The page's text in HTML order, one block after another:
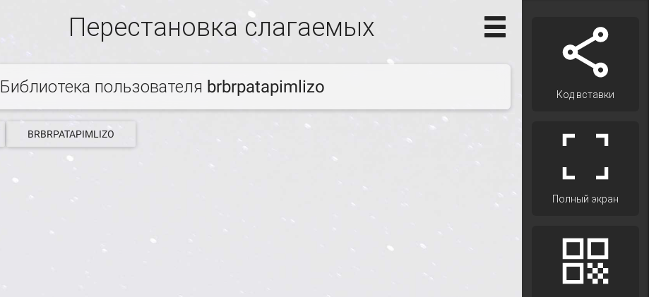
Перестановка слагаемых
Библиотека пользователя brbrpatapimlizo
BRBRPATAPIMLIZO
Код вставки
Полный экран